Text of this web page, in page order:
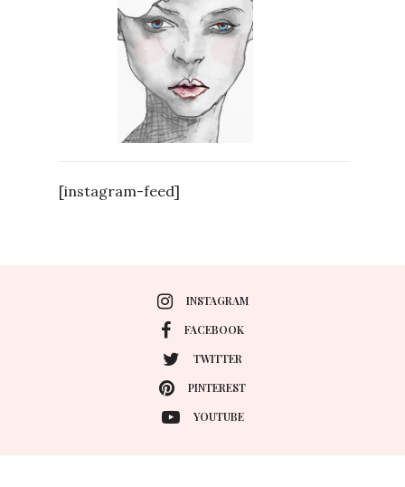
[instagram-feed]
INSTAGRAM
FACEBOOK
TWITTER
PINTEREST
YOUTUBE